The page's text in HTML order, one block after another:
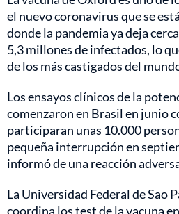
el nuevo coronavirus que se
donde la pandemia ya deja
5,3 millones de infectados, lo
de los más castigados del
Los ensayos clínicos de la
comenzaron en Brasil en junio
participaran unas 10.000
pequeña interrupción en
informó de una reacción
La Universidad Federal de Sao
coordina los test de la vacuna